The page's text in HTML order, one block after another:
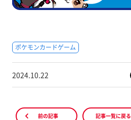
ポケモンカードゲーム
2024.10.22
前の記事 記事一覧に戻る